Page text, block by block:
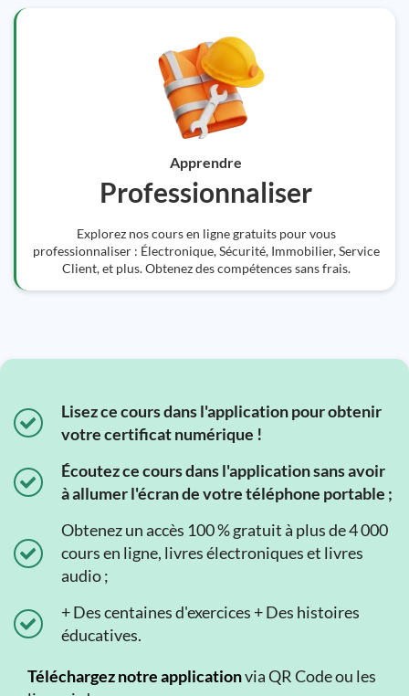
Apprendre
Professionnaliser
Explorez nos cours en ligne gratuits pour vous
professionnaliser : Électronique, Sécurité, Immobilier, Service
Client, et plus. Obtenez des compétences sans frais.
Lisez ce cours dans l'application pour obtenir
votre certificat numérique !
Écoutez ce cours dans l'application sans avoir
à allumer l'écran de votre téléphone portable ;
Obtenez un accès 100 % gratuit à plus de 4 000
cours en ligne, livres électroniques et livres
audio ;
+ Des centaines d'exercices + Des histoires
éducatives.
Téléchargez notre applicationvia QR Code ou les